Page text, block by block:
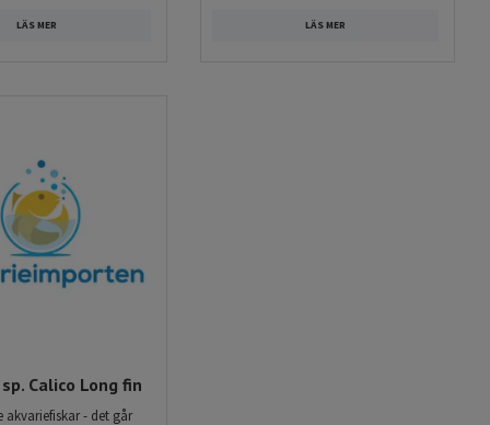
LÄS MER LÄS MER
Calico Long fin
akvariefiskar - det går